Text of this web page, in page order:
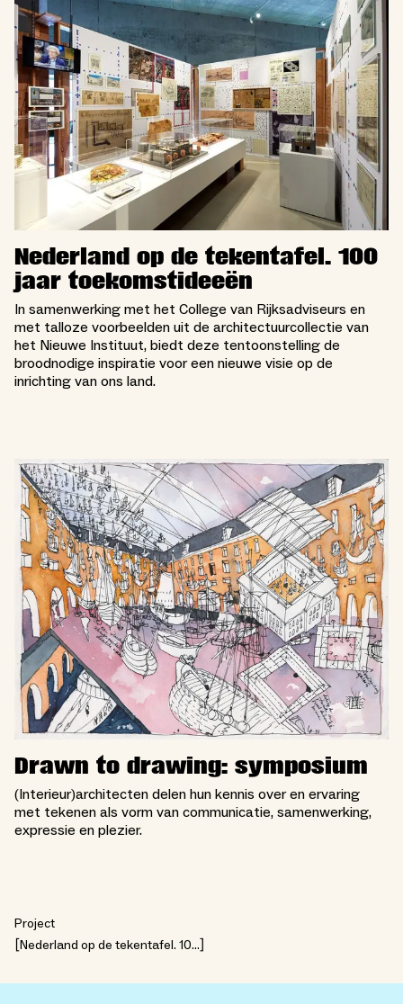
Nederland op de tekentafel. 100
jaar toekomstideeën
In samenwerking met het College van Rijksadviseurs en
met talloze voorbeelden uit de architectuurcollectie van
het Nieuwe Instituut, biedt deze tentoonstelling de
broodnodige inspiratie voor een nieuwe visie op de
inrichting van ons land.
Drawn to drawing: symposium
(Interieur)architecten delen hun kennis over en ervaring
met tekenen als vorm van communicatie, samenwerking,
expressie en plezier.
Project
Nederland op de tekentafel. 100